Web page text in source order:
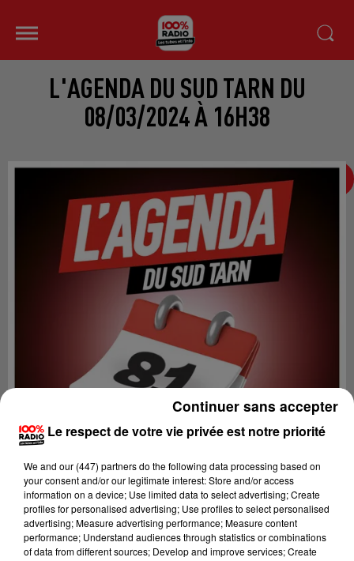
L'AGENDA DU SUD TARN DU
08/03/2024 À 16H38
Le respect de votre vie privée est notre priorité
We and our (447) partnersdo the following data processing based on
your consent and/or our legitimate interest: Store and/or access
information on a device; Use limited data to select advertising; Create
profiles for personalised advertising; Use profiles to select personalised
advertising; Measure advertising performance; Measure content
performance; Understand audiences through statistics or combinations
of data from different sources; Develop and improve services; Create
Continuer sans accepter